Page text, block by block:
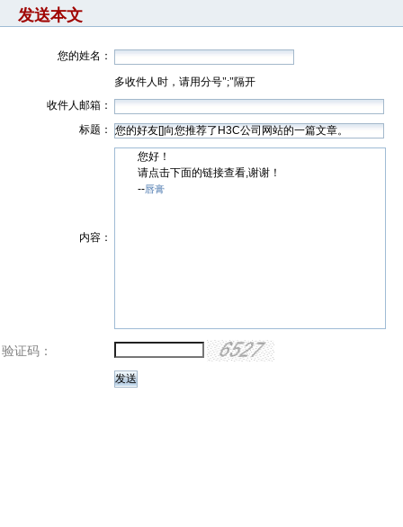
发送本文
您的姓名：
多收件人时，请用分号";"隔开
收件人邮箱：
标题：
内容：
您好！
请点击下面的链接查看,谢谢！
--唇膏
验证码：